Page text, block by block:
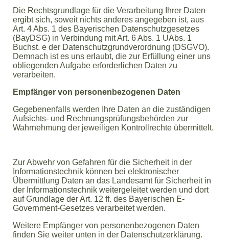
Die Rechtsgrundlage für die Verarbeitung Ihrer Daten
ergibt sich, soweit nichts anderes angegeben ist, aus
Art. 4 Abs. 1 des Bayerischen Datenschutzgesetzes
(BayDSG) in Verbindung mit Art. 6 Abs. 1 UAbs. 1
Buchst. e der Datenschutzgrundverordnung (DSGVO).
Demnach ist es uns erlaubt, die zur Erfüllung einer uns
obliegenden Aufgabe erforderlichen Daten zu
verarbeiten.
Empfänger von personenbezogenen Daten
Gegebenenfalls werden Ihre Daten an die zuständigen
Aufsichts- und Rechnungsprüfungsbehörden zur
Wahrnehmung der jeweiligen Kontrollrechte übermittelt.
Zur Abwehr von Gefahren für die Sicherheit in der
Informationstechnik können bei elektronischer
Übermittlung Daten an das Landesamt für Sicherheit in
der Informationstechnik weitergeleitet werden und dort
auf Grundlage der Art. 12 ff. des Bayerischen E-
Government-Gesetzes verarbeitet werden.
Weitere Empfänger von personenbezogenen Daten
finden Sie weiter unten in der Datenschutzerklärung.